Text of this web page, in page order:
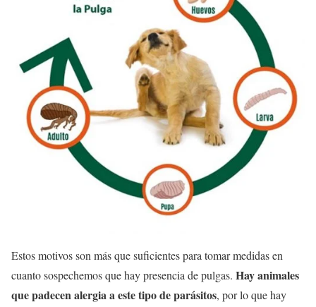
Estos motivos son más que suficientes para tomar medidas en
cuanto sospechemos que hay presencia de pulgas. Hay animales
que padecen alergia a este tipo de parásitos, por lo que hay